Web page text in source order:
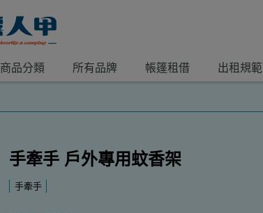
商品分類 所有品牌 帳篷租借 出租規範
手牽手 戶外專用蚊香架
手牽手